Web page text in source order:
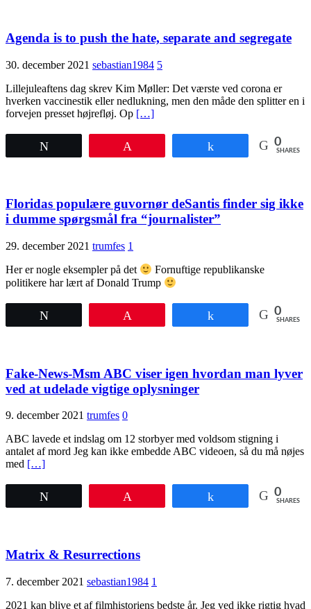
Agenda is to push the hate, separate and segregate
30. december 2021 sebastian1984 5
Lillejuleaftens dag skrev Kim Møller: Det værste ved corona er
hverken vaccinestik eller nedlukning, men den måde den splitter en i
forvejen presset højrefløj. Op […]
0
SHARES
Floridas populære guvornør deSantis finder sig ikke
i dumme spørgsmål fra “journalister”
29. december 2021 trumfes 1
Her er nogle eksempler på det
Fornuftige republikanske
politikere har lært af Donald Trump
0
SHARES
Fake-News-Msm ABC viser igen hvordan man lyver
ved at udelade vigtige oplysninger
9. december 2021 trumfes 0
ABC lavede et indslag om 12 storbyer med voldsom stigning i
antalet af mord Jeg kan ikke embedde ABC videoen, så du må nøjes
med […]
0
SHARES
Matrix & Resurrections
7. december 2021 sebastian1984 1
2021 kan blive et af filmhistoriens bedste år. Jeg ved ikke rigtig hvad